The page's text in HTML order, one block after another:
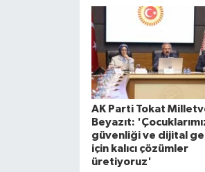
AK Parti Tokat
Beyazıt:
güvenliği ve dijital
için kalıcı çözümler
üretiyoruz'